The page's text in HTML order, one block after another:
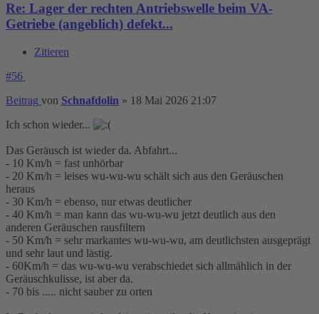
Re: Lager der rechten Antriebswelle beim VA-
Getriebe (angeblich) defekt...
Zitieren
#56
Beitrag von Schnafdolin » 18 Mai 2026 21:07
Ich schon wieder...
Das Geräusch ist wieder da. Abfahrt...
- 10 Km/h = fast unhörbar
- 20 Km/h = leises wu-wu-wu schält sich aus den Geräuschen
heraus
- 30 Km/h = ebenso, nur etwas deutlicher
- 40 Km/h = man kann das wu-wu-wu jetzt deutlich aus den
anderen Geräuschen rausfiltern
- 50 Km/h = sehr markantes wu-wu-wu, am deutlichsten ausgeprägt
und sehr laut und lästig.
- 60Km/h = das wu-wu-wu verabschiedet sich allmählich in der
Geräuschkulisse, ist aber da.
- 70 bis ..... nicht sauber zu orten